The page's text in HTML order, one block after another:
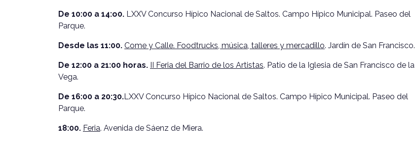
De 10:00 a 14:o0. LXXV Concurso Hípico Nacional de Saltos. Campo Hípico Municipal. Paseo del
Parque.
Desde las 11:00. Come y Calle. Foodtrucks, música, talleres y mercadillo. Jardín de San Francisco.
De 12:00 a 21:00 horas. II Feria del Barrio de los Artistas. Patio de la Iglesia de San Francisco de la
Vega.
De 16:00 a 20:30.LXXV Concurso Hípico Nacional de Saltos. Campo Hípico Municipal. Paseo del
Parque.
18:00. Feria. Avenida de Sáenz de Miera.